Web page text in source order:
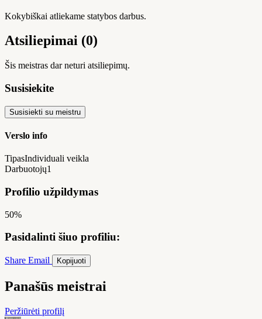
Kokybiškai atliekame statybos darbus.
Atsiliepimai (0)
Šis meistras dar neturi atsiliepimų.
Susisiekite
Susisiekti su meistru
Verslo info
TipasIndividuali veikla
Darbuotojų1
Profilio užpildymas
50%
Pasidalinti šiuo profiliu:
Share Email Kopijuoti
Panašūs meistrai
Peržiūrėti profilį